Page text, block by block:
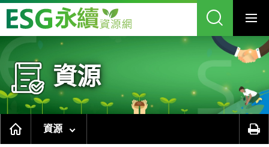
跳
到
塊
資源
資源